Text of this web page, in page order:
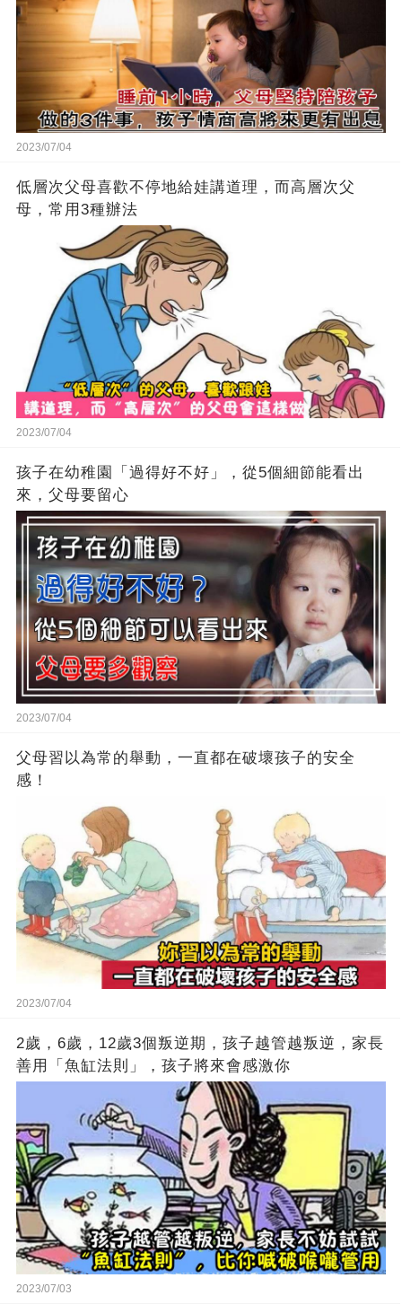
2023/07/04
低層次父母喜歡不停地給娃講道理，而高層次父
母，常用3種辦法
2023/07/04
孩子在幼稚園「過得好不好」，從5個細節能看出
來，父母要留心
2023/07/04
父母習以為常的舉動，一直都在破壞孩子的安全
感！
2023/07/04
2歲，6歲，12歲3個叛逆期，孩子越管越叛逆，家長
善用「魚缸法則」，孩子將來會感激你
2023/07/03